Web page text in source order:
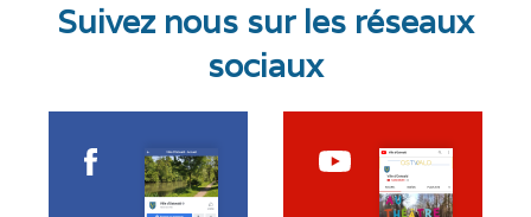
Suivez nous sur les réseaux
sociaux